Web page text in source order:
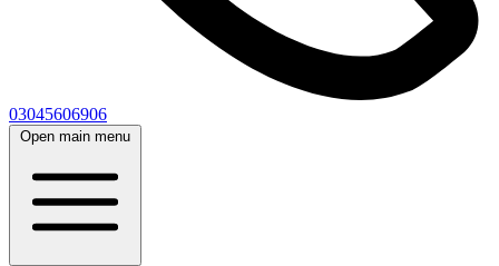
03045606906
Open main menu